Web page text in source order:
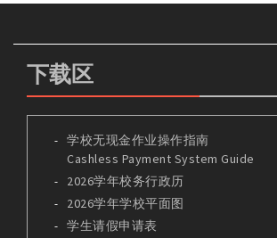
下载区
学校无现金作业操作指南
Cashless Payment System Guide
2026学年校务行政历
2026学年学校平面图
学生请假申请表